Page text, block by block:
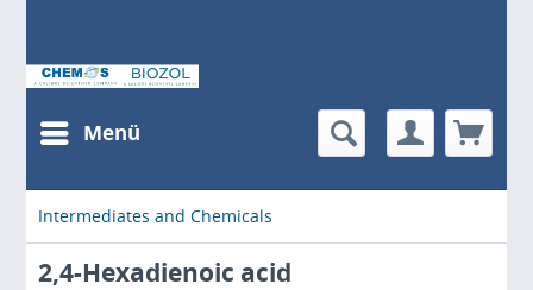
Menü
Intermediates and Chemicals
2,4-Hexadienoic acid